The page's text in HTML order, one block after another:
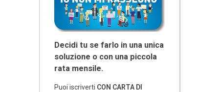
Decidi tu se farlo in una unica
soluzione o con una piccola
rata mensile.
Puoi iscriverti CON CARTA DI